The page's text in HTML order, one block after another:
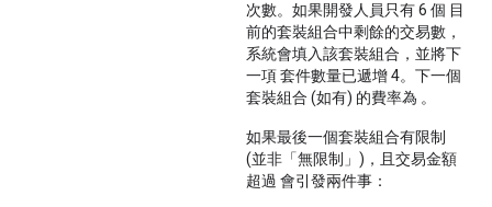
次數。如果開發人員只有 6 個 目
前的套裝組合中剩餘的交易數，
系統會填入該套裝組合，並將下
一項 套件數量已遞增 4。下一個
套裝組合 (如有) 的費率為 。
如果最後一個套裝組合有限制
(並非「無限制」)，且交易金額
超過 會引發兩件事：